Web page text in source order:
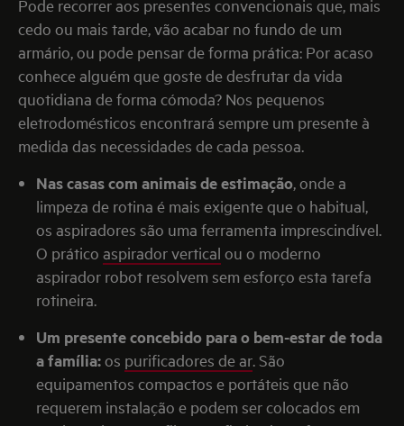
Pode recorrer aos presentes convencionais que, mais
cedo ou mais tarde, vão acabar no fundo de um
armário, ou pode pensar de forma prática: Por acaso
conhece alguém que goste de desfrutar da vida
quotidiana de forma cómoda? Nos pequenos
eletrodomésticos encontrará sempre um presente à
medida das necessidades de cada pessoa.
Nas casas com animais de estimação, onde a
limpeza de rotina é mais exigente que o habitual,
os aspiradores são uma ferramenta imprescindível.
O prático aspirador vertical ou o moderno
aspirador robot resolvem sem esforço esta tarefa
rotineira.
Um presente concebido para o bem-estar de toda
a família:os purificadores de ar. São
equipamentos compactos e portáteis que não
requerem instalação e podem ser colocados em